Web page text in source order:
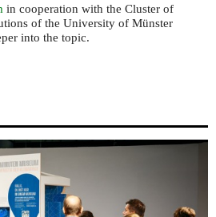
in cooperation with the Cluster of
of the University of Münster
into the topic.